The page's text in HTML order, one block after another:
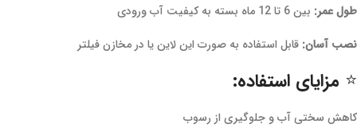
طول عمر: بین 6 تا 12 ماه بسته به کیفیت آب ورودی
نصب آسان: قابل استفاده به صورت این لاین یا در مخازن فیلتر
⭐ مزایای استفاده:
کاهش سختی آب و جلوگیری از رسوب